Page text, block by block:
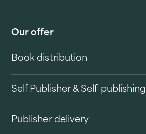
Our offer
Book distribution
Self Publisher & Self-publishing
Publisher delivery